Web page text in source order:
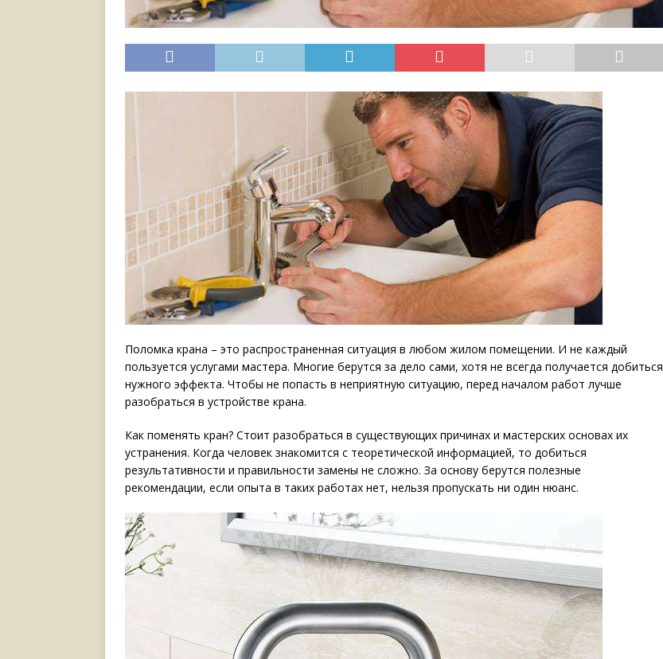
Поломка крана – это распространенная ситуация в любом жилом помещении. И не каждый
пользуется услугами мастера. Многие берутся за дело сами, хотя не всегда получается добиться
нужного эффекта. Чтобы не попасть в неприятную ситуацию, перед началом работ лучше
разобраться в устройстве крана.
Как поменять кран? Стоит разобраться в существующих причинах и мастерских основах их
устранения. Когда человек знакомится с теоретической информацией, то добиться
результативности и правильности замены не сложно. За основу берутся полезные
рекомендации, если опыта в таких работах нет, нельзя пропускать ни один нюанс.